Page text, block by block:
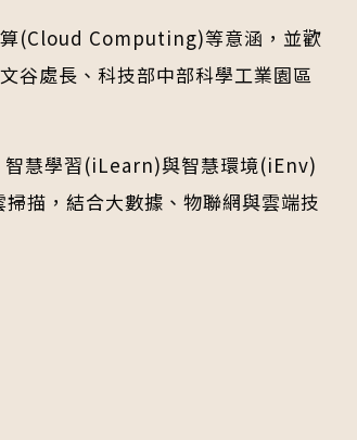
算(Cloud Computing)等意涵，並歡
谷處長、科技部中部科學工業園區
智慧學習(iLearn)與智慧環境(iEnv)
描，結合大數據、物聯網與雲端技